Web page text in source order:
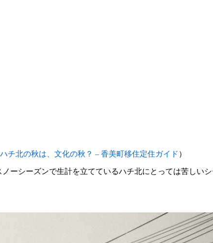
チ北の秋は、文化の秋？ – 香美町移住定住ガイド ）
ーシーズンで生計を立てているハチ北にとっては苦しい